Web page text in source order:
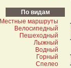
По видам
Местные маршруты
Велосипедный
Пешеходный
Лыжный
Водный
Горный
Спелео